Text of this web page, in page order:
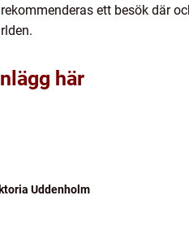
ett besök där
här
Uddenholm